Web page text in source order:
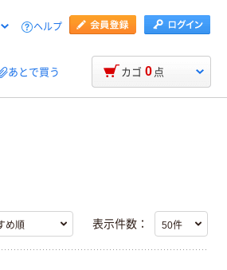
ヘルプ
あとで買う カゴ 0 点
表示件数：